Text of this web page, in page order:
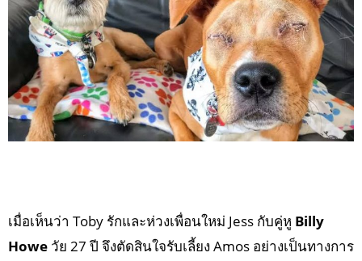
เมื่อเห็นว่า Toby รักและห่วงเพื่อนใหม่ Jess กับคู่หู Billy
Howe วัย 27 ปี จึงตัดสินใจรับเลี้ยง Amos อย่างเป็นทางการ